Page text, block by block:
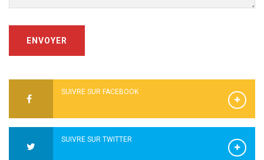
ENVOYER
SUIVRE SUR FACEBOOK
SUIVRE SUR TWITTER